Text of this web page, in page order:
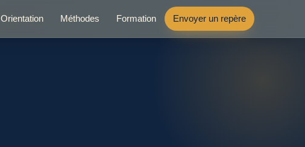
Orientation Méthodes Formation Envoyer un repère